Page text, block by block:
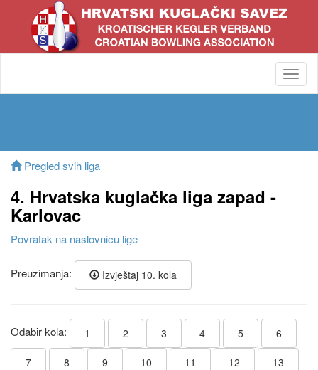
Pregled svih liga
4. Hrvatska kuglačka liga zapad -
Karlovac
Povratak na naslovnicu lige
Preuzimanja: Izvještaj 10. kola
Odabir kola: 1 2 3 4 5 6
7 8 9 10 11 12 13